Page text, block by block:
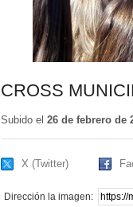
CROSS
Subido el 26 de febrero de
X (Twitter)
Dirección la imagen: